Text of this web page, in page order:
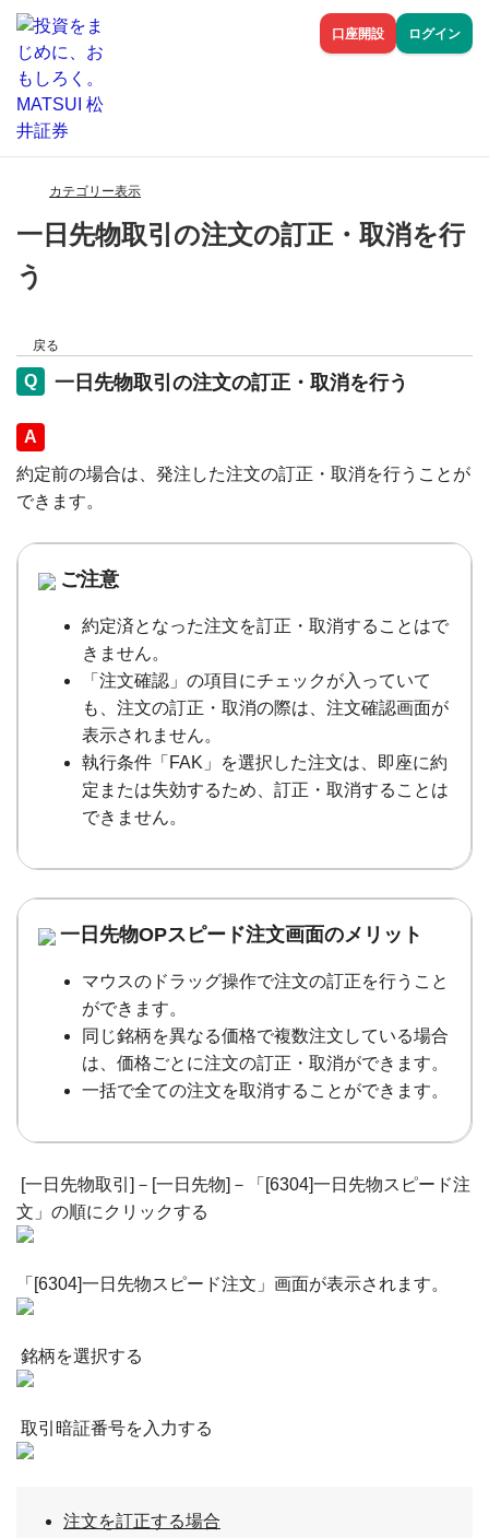
口座開設 ログイン
カテゴリー表示
一日先物取引の注文の訂正・取消を行
う
戻る
一日先物取引の注文の訂正・取消を行う
回答
約定前の場合は、発注した注文の訂正・取消を行うことが
できます。
ご注意
約定済となった注文を訂正・取消することはで
きません。
「注文確認」の項目にチェックが入っていて
も、注文の訂正・取消の際は、注文確認画面が
表示されません。
執行条件「FAK」を選択した注文は、即座に約
定または失効するため、訂正・取消することは
できません。
一日先物OPスピード注文画面のメリット
マウスのドラッグ操作で注文の訂正を行うこと
ができます。
同じ銘柄を異なる価格で複数注文している場合
は、価格ごとに注文の訂正・取消ができます。
一括で全ての注文を取消することができます。
[一日先物取引]－[一日先物]－「[6304]一日先物スピード注
文」の順にクリックする
「[6304]一日先物スピード注文」画面が表示されます。
銘柄を選択する
取引暗証番号を入力する
注文を訂正する場合